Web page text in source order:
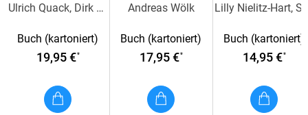
- 101 Gründe, sich in Lissabon zu verlieben! Von Autorinnen,
die ihre Stadt wirklich kennen
- Mit Ausflügen an die Strände von Cascais und in die Berge
von Sintra
- Beschriebene Spots finden sich im herausnehmbaren
Stadtplan
Iwanowski
Ulrich Quack, Dirk Kruse-Etzbach
Buch (kartoniert)
19,95 €*
Iwanowski
Andreas Wölk
Buch (kartoniert)
17,95 €*
Iwanowski
Buch (kartoniert)
14,95 €*